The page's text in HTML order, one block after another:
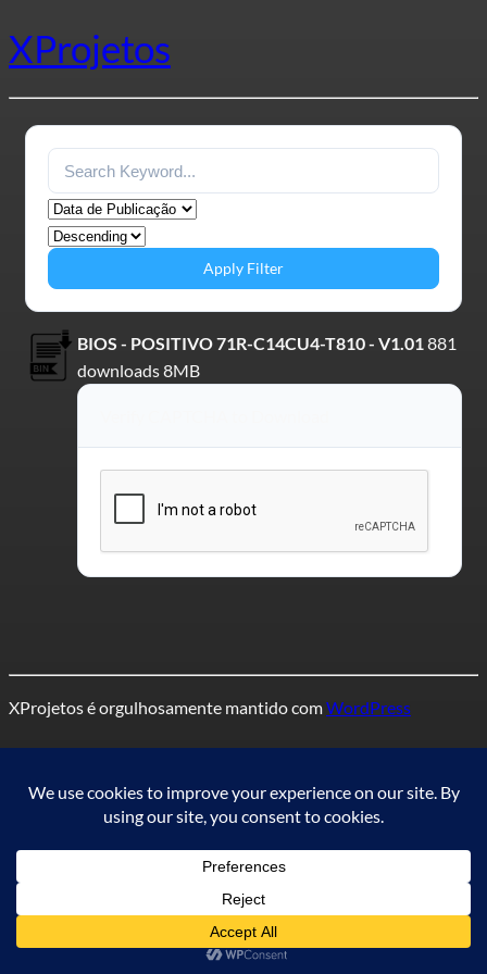
XProjetos
Apply Filter
BIOS - POSITIVO 71R-C14CU4-T810 - V1.01881
downloads8MB
XProjetos é orgulhosamente mantido comWordPress